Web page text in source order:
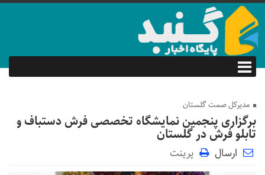
مدیرکل صمت گلستان
برگزاری پنجمین نمایشگاه تخصصی فرش دستباف و
تابلو فرش در گلستان
ارسال پرینت